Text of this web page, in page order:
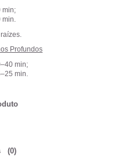
min;
min.
Profundos
min;
min.
(0)